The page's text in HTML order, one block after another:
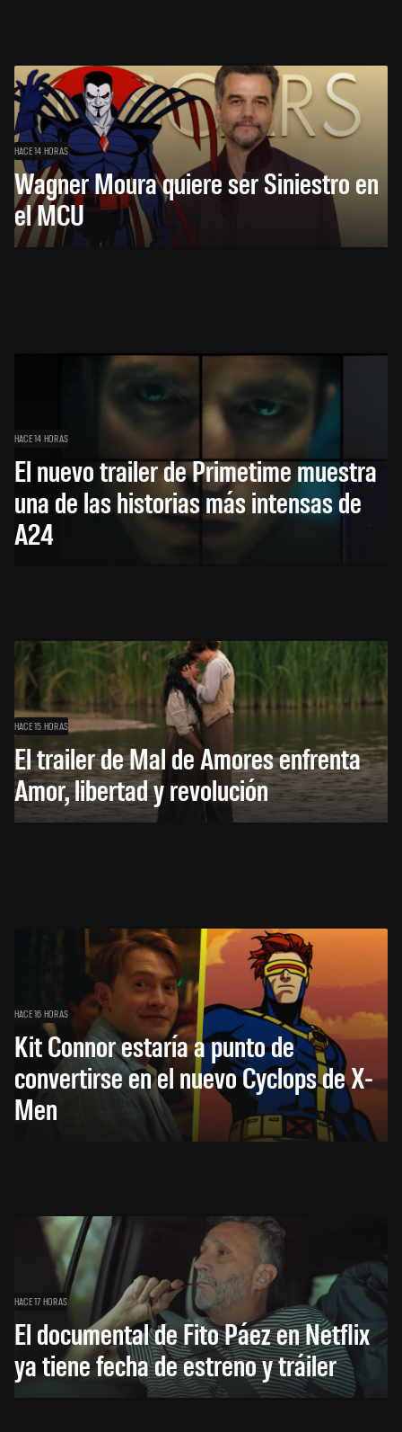
HACE 14 HORAS
Wagner Moura quiere ser Siniestro en
el MCU
HACE 14 HORAS
El nuevo trailer de Primetime muestra
una de las historias más intensas de
A24
HACE 15 HORAS
El trailer de Mal de Amores enfrenta
Amor, libertad y revolución
HACE 16 HORAS
Kit Connor estaría a punto de
convertirse en el nuevo Cyclops de X-
Men
HACE 17 HORAS
El documental de Fito Páez en Netflix
ya tiene fecha de estreno y tráiler